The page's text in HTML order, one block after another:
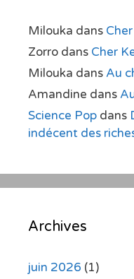
Milouka dans
Zorro dans Cher
Milouka dans Au
Amandine dans
Science Pop dans
indécent des
Archives
juin 2026 (1)